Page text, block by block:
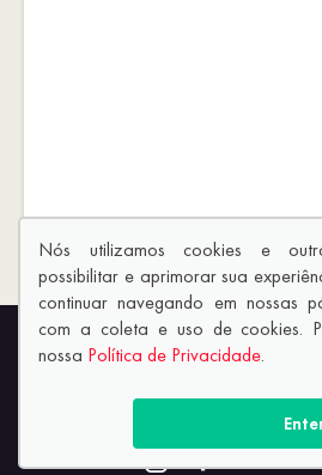
SIGA-NOS:
Nós utilizamos cookies e
possibilitar e aprimorar sua
continuar navegando em nossas
com a coleta e uso de cookies.
nossa Política de Privacidade.